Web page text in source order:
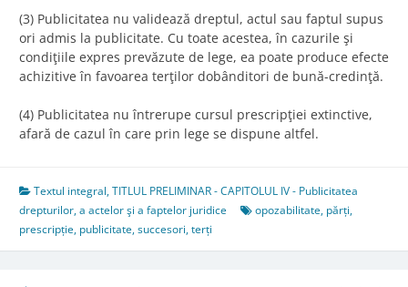
(3) Publicitatea nu validează dreptul, actul sau faptul supus
ori admis la publicitate. Cu toate acestea, în cazurile şi
condiţiile expres prevăzute de lege, ea poate produce efecte
achizitive în favoarea terţilor dobânditori de bună-credinţă.
(4) Publicitatea nu întrerupe cursul prescripţiei extinctive,
afară de cazul în care prin lege se dispune altfel.
Textul integral,TITLUL PRELIMINAR - CAPITOLUL IV - Publicitatea
drepturilor, a actelor şi a faptelor juridice
opozabilitate, părți,
prescripție, publicitate,succesori,terți